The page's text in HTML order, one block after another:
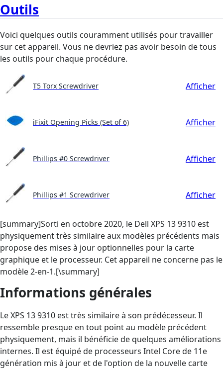
Outils
Voici quelques outils couramment utilisés pour travailler
sur cet appareil. Vous ne devriez pas avoir besoin de tous
les outils pour chaque procédure.
T5 Torx Screwdriver Afficher
iFixit Opening Picks (Set of 6) Afficher
Phillips #0 Screwdriver Afficher
Phillips #1 Screwdriver Afficher
[summary]Sorti en octobre 2020, le Dell XPS 13 9310 est
physiquement très similaire aux modèles précédents mais
propose des mises à jour optionnelles pour la carte
graphique et le processeur. Cet appareil ne concerne pas le
modèle 2-en-1.[\summary]
Informations générales
Le XPS 13 9310 est très similaire à son prédécesseur. Il
ressemble presque en tout point au modèle précédent
physiquement, mais il bénéficie de quelques améliorations
internes. Il est équipé de processeurs Intel Core de 11e
génération mis à jour et de l'option de la nouvelle carte